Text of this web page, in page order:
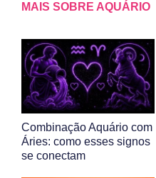
MAIS SOBRE AQUÁRIO
Combinação Aquário com
Áries: como esses signos
se conectam